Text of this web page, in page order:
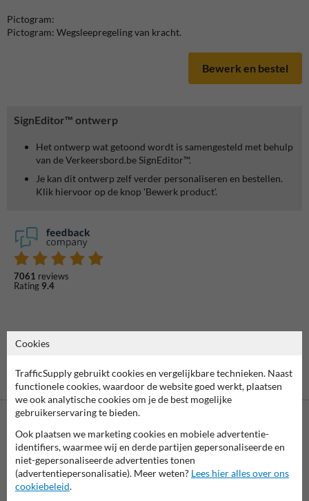
SignEditor™ ontwerp
Het ontwerp wat getoond wordt is samengesteld met behulp
van de Verkeersbord.be SignEditor™.
Je kan dit ontwerp zelf verder personaliseren en bestellen.
Klik hiervoor op de knop 'Bewerk product'.
7061 reviews
Rating 9.4
Pictogram:
Pictogram: Wegsleepregeling van kracht.
Bewerk en bestel
Vooruitbetaling
Cookies
TrafficSupply gebruikt cookies en vergelijkbare technieken. Naast
functionele cookies, waardoor de website goed werkt, plaatsen
we ook analytische cookies om je de best mogelijke
gebruikerservaring te bieden.
Ook plaatsen we marketing cookies en mobiele advertentie-
identifiers, waarmee wij en derde partijen gepersonaliseerde en
niet-gepersonaliseerde advertenties tonen
(advertentiepersonalisatie). Meer weten? Lees hier alles over ons
cookiebeleid.